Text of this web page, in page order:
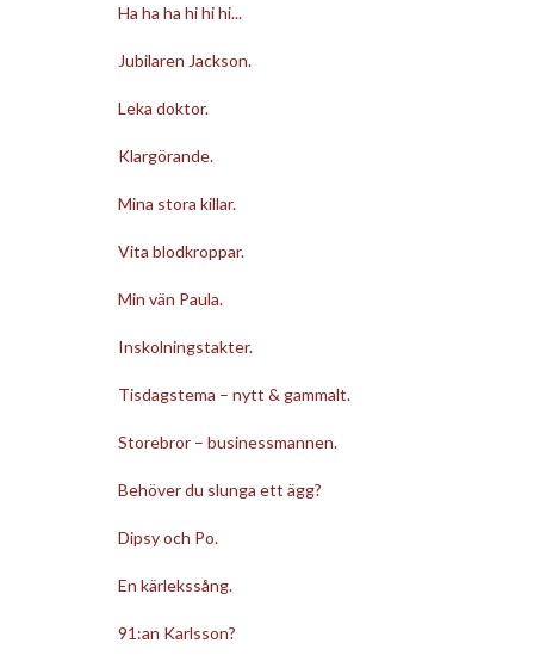
Ha ha ha hi hi hi...
Jubilaren Jackson.
Leka doktor.
Klargörande.
Mina stora killar.
Vita blodkroppar.
Min vän Paula.
Inskolningstakter.
Tisdagstema – nytt & gammalt.
Storebror – businessmannen.
Behöver du slunga ett ägg?
Dipsy och Po.
En kärlekssång.
91:an Karlsson?